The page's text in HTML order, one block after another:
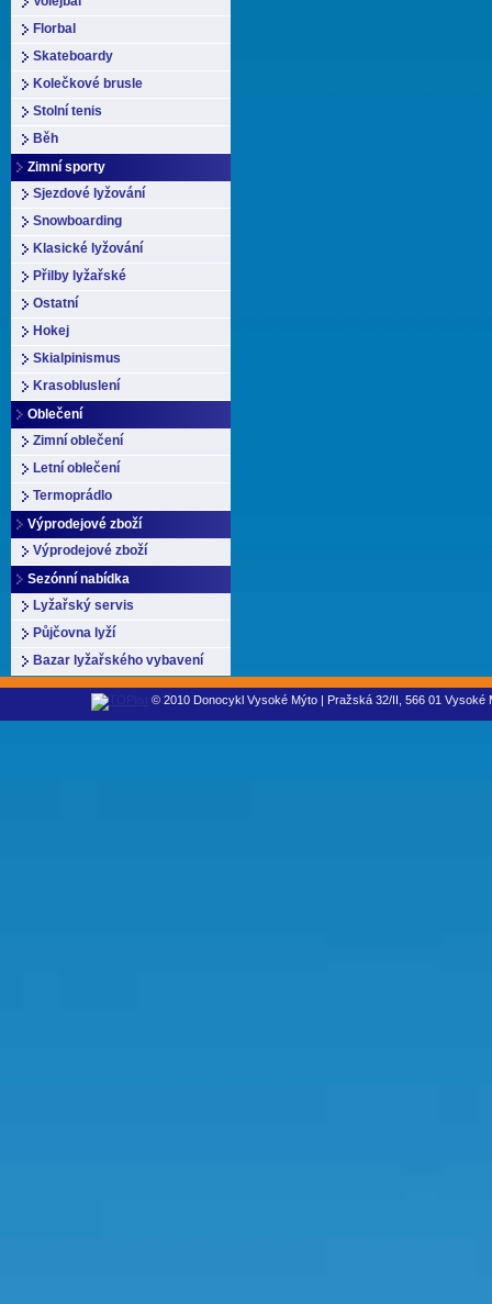
Florbal
Skateboardy
Kolečkové brusle
Stolní tenis
Běh
Zimní sporty
Sjezdové lyžování
Snowboarding
Klasické lyžování
Přilby lyžařské
Ostatní
Hokej
Skialpinismus
Krasobluslení
Oblečení
Zimní oblečení
Letní oblečení
Termoprádlo
Výprodejové zboží
Výprodejové zboží
Sezónní nabídka
Lyžařský servis
Půjčovna lyží
Bazar lyžařského vybavení
© 2010 Donocykl Vysoké Mýto | Pražská 32/II, 566 01 Vysoké